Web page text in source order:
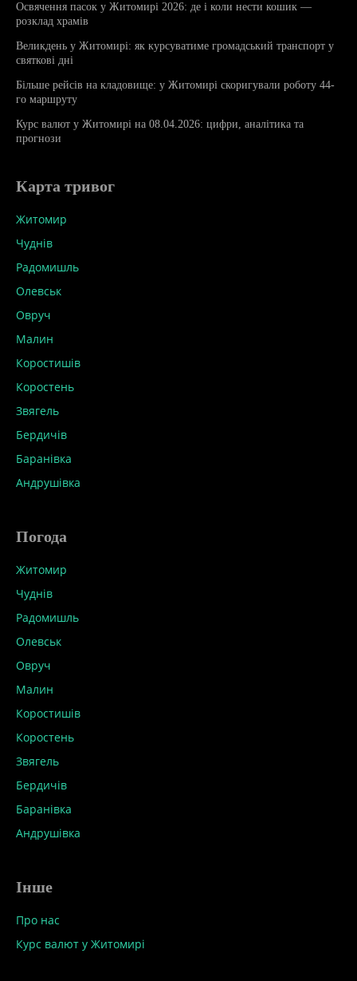
Освячення пасок у Житомирі 2026: де і коли нести кошик —
розклад храмів
Великдень у Житомирі: як курсуватиме громадський транспорт у
святкові дні
Більше рейсів на кладовище: у Житомирі скоригували роботу 44-
го маршруту
Курс валют у Житомирі на 08.04.2026: цифри, аналітика та
прогнози
Карта тривог
Житомир
Чуднів
Радомишль
Олевськ
Овруч
Малин
Коростишів
Коростень
Звягель
Бердичів
Баранівка
Андрушівка
Погода
Житомир
Чуднів
Радомишль
Олевськ
Овруч
Малин
Коростишів
Коростень
Звягель
Бердичів
Баранівка
Андрушівка
Інше
Про нас
Курс валют у Житомирі